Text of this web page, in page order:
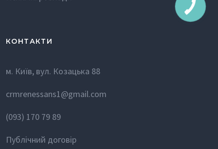
КОНТАКТИ
м. Київ, вул. Козацька 88
crmrenessans1@gmail.com
(093) 170 79 89
Публічний договір